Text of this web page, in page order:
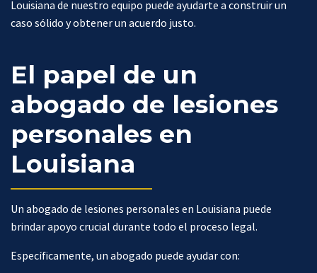
Louisiana de nuestro equipo puede ayudarte a construir un
caso sólido y obtener un acuerdo justo.
El papel de un
abogado de lesiones
personales en
Louisiana
Un abogado de lesiones personales en Louisiana puede
brindar apoyo crucial durante todo el proceso legal.
Específicamente, un abogado puede ayudar con: